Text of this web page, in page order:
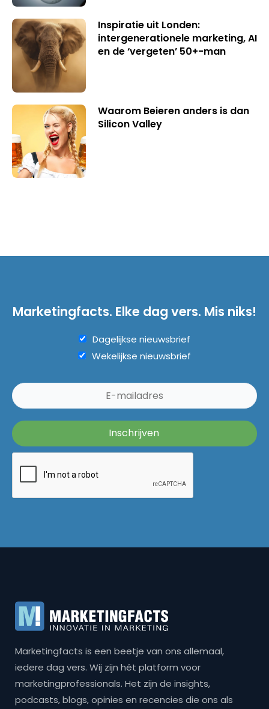
Inspiratie uit Londen:
intergenerationele marketing, AI
en de ‘vergeten’ 50+-man
Waarom Beieren anders is dan
Silicon Valley
Marketingfacts. Elke dag vers. Mis niks!
Dagelijkse nieuwsbrief
Wekelijkse nieuwsbrief
Marketingfacts is een beetje van ons allemaal,
iedere dag vers. Wij zijn hét platform voor
marketingprofessionals. Het zijn de insights,
podcasts, blogs, opinies en recencies die ons als